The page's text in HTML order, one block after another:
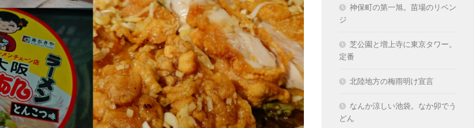
神保町の第一旭。苗場のリベン
ジ
芝公園と増上寺に東京タワー。
定番
北陸地方の梅雨明け宣言
なんか涼しい池袋。なか卯でう
どん